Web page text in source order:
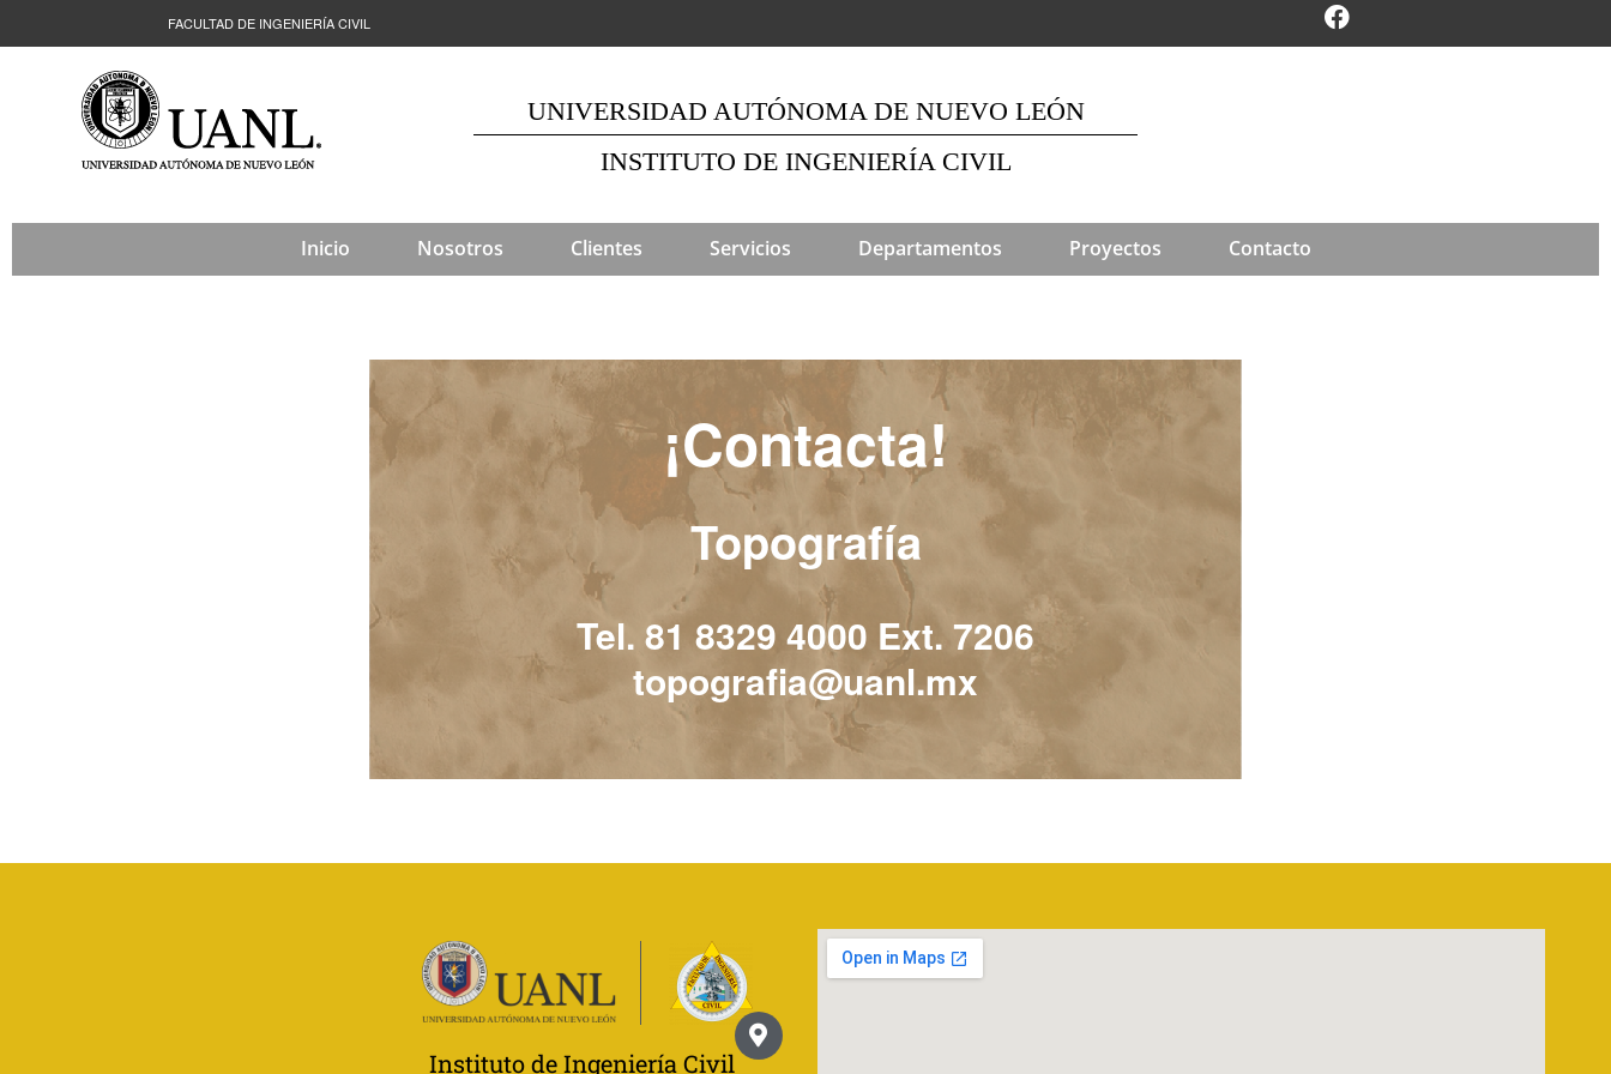
FACULTAD DE INGENIERÍA CIVIL
UNIVERSIDAD AUTÓNOMA DE NUEVO LEÓN
INSTITUTO DE INGENIERÍA CIVIL
Inicio Nosotros Clientes Servicios Departamentos Proyectos Contacto
¡Contacta!
Topografía
Tel. 81 8329 4000 Ext. 7206
topografia@uanl.mx
Instituto de Ingeniería Civil